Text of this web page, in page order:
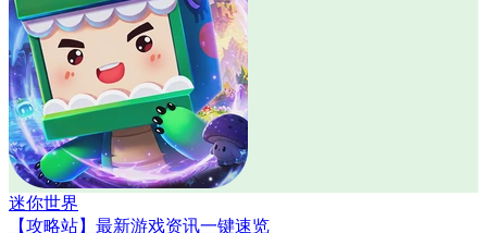
迷你世界
【攻略站】最新游戏资讯一键速览